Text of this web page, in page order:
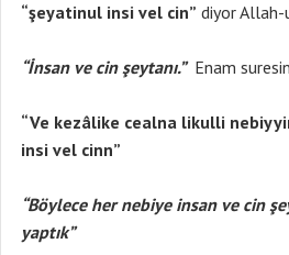
“şeyatinul insi vel cin” diyor Allah-
“İnsan ve cin şeytanı.” Enam
“Ve kezâlike cealna likulli
insi vel cinn”
“Böylece her nebiye insan ve cin
yaptık”